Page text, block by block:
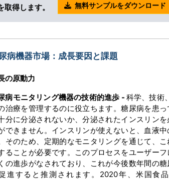
得します。 無料サンプルをダウンロード
病機器市場：成長要因と課題
の原動力
病モニタリング機器の技術的進歩 - 科学、技術
治療を管理するのに役立ちます。糖尿病を患
分に分泌されないか、分泌されたインスリン
できません。インスリンが使えないと、血液
そのため、定期的なモニタリングを通じて、
ることが必要です。このプロセスをユーザー
の進歩がなされており、これが今後数年間の
進すると推測されます。2020年、米国食品